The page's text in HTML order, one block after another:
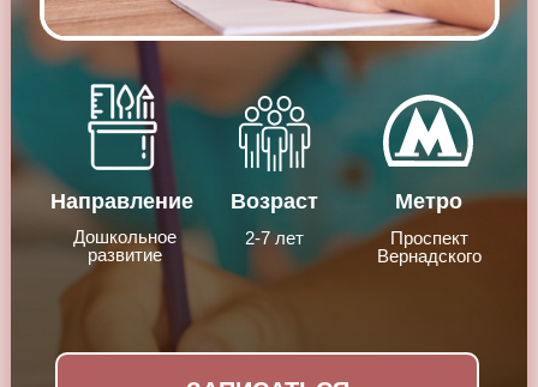
Направление
Дошкольное
развитие
Возраст
2-7 лет
Метро
Проспект
Вернадского